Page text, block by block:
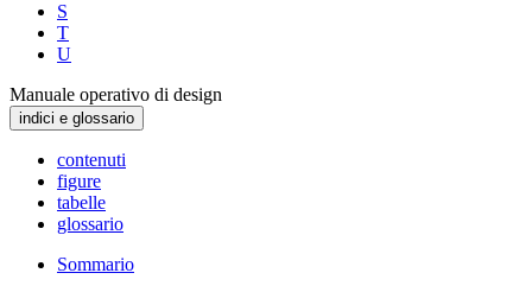
S
T
U
Manuale operativo di design
indici e glossario
contenuti
figure
tabelle
glossario
Sommario